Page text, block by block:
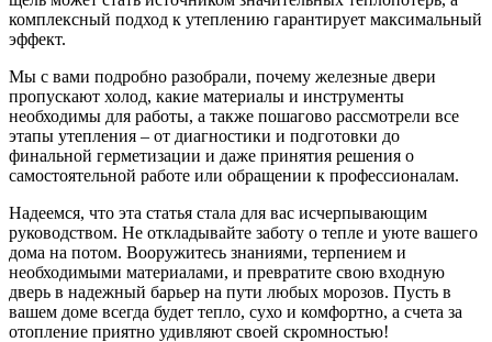
комплексный подход к утеплению гарантирует максимальный
эффект.
Мы с вами подробно разобрали, почему железные двери
пропускают холод, какие материалы и инструменты
необходимы для работы, а также пошагово рассмотрели все
этапы утепления – от диагностики и подготовки до
финальной герметизации и даже принятия решения о
самостоятельной работе или обращении к профессионалам.
Надеемся, что эта статья стала для вас исчерпывающим
руководством. Не откладывайте заботу о тепле и уюте вашего
дома на потом. Вооружитесь знаниями, терпением и
необходимыми материалами, и превратите свою входную
дверь в надежный барьер на пути любых морозов. Пусть в
вашем доме всегда будет тепло, сухо и комфортно, а счета за
отопление приятно удивляют своей скромностью!